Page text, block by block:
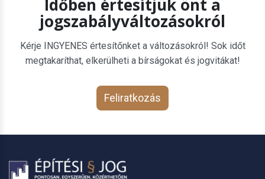
Időben értesítjük önt a
jogszabályváltozásokról
Kérje INGYENES értesítőnket a változásokról! Sok időt
megtakaríthat, elkerülheti a bírságokat és jogvitákat!
Feliratkozás